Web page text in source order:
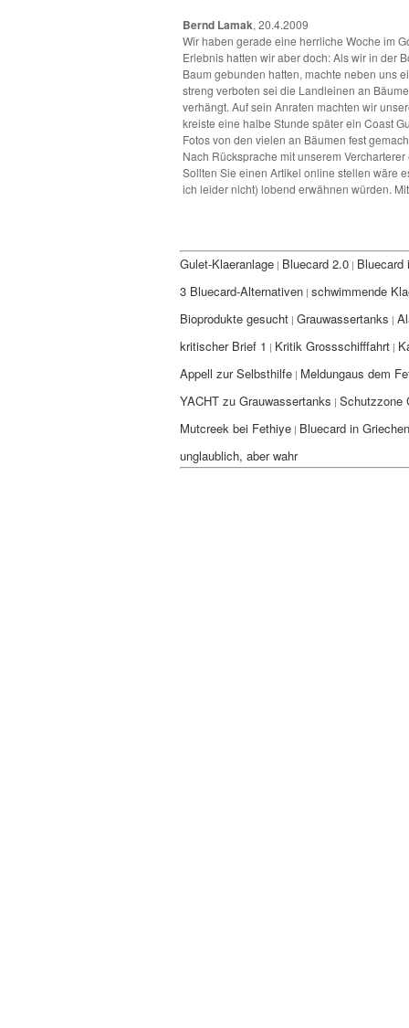
Bernd Lamak, 20.4.2009
Wir haben gerade eine herrliche Woche im
Erlebnis hatten wir aber doch: Als wir in der
Baum gebunden hatten, machte neben uns
streng verboten sei die Landleinen an
verhängt. Auf sein Anraten machten wir
kreiste eine halbe Stunde später ein Coast
Fotos von den vielen an Bäumen fest
Nach Rücksprache mit unserem
Sollten Sie einen Artikel online stellen wäre
ich leider nicht) lobend erwähnen würden.
Gulet-Klaeranlage | Bluecard 2.0 |
3 Bluecard-Alternativen | schwimmende
Bioprodukte gesucht | Grauwassertanks |
kritischer Brief 1 | Kritik Grossschifffahrt |
Appell zur Selbsthilfe | Meldungaus dem
YACHT zu Grauwassertanks | Schutzzone
Mutcreek bei Fethiye | Bluecard in
unglaublich, aber wahr